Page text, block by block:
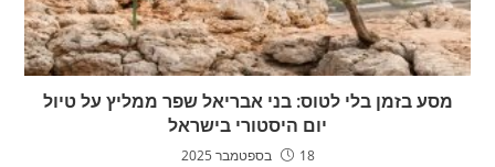
מסע בזמן בלי לטוס: בני אבריאל שפר ממליץ על טיול
יום היסטורי בישראל
18 בספטמבר 2025